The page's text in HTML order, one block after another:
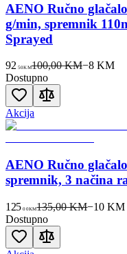
AENO Ručno
g/min, spremnik
Sprayed
92 50KM100,00 KM−8KM
Dostupno
Akcija
AENO Ručno
spremnik, 3 načina
125 00KM135,00 KM−10 KM
Dostupno